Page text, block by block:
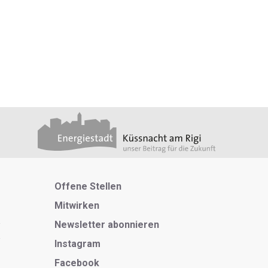
Metanavigation
Offene Stellen
Mitwirken
Newsletter abonnieren
Instagram
Facebook